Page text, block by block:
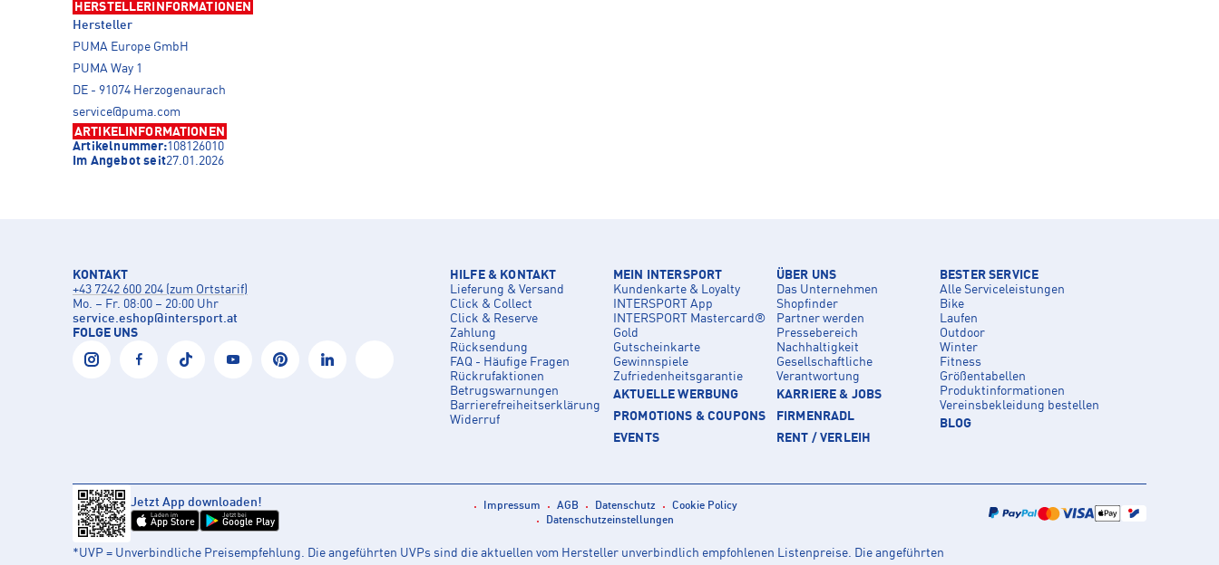
HERSTELLERINFORMATIONEN
Hersteller
PUMA Europe GmbH
PUMA Way 1
DE - 91074 Herzogenaurach
service@puma.com
ARTIKELINFORMATIONEN
Artikelnummer:108126010
Im Angebot seit27.01.2026
KONTAKT
+43 7242 600 204 (zum Ortstarif)
Mo. – Fr. 08:00 – 20:00 Uhr
service.eshop@intersport.at
FOLGE UNS
HILFE & KONTAKT
Lieferung & Versand
Click & Collect
Click & Reserve
Zahlung
Rücksendung
FAQ - Häufige Fragen
Rückrufaktionen
Betrugswarnungen
Barrierefreiheitserklärung
Widerruf
MEIN INTERSPORT
Kundenkarte & Loyalty
INTERSPORT App
INTERSPORT Mastercard®
Gold
Gutscheinkarte
Gewinnspiele
Zufriedenheitsgarantie
AKTUELLE WERBUNG
PROMOTIONS & COUPONS
EVENTS
ÜBER UNS
Das Unternehmen
Shopfinder
Partner werden
Pressebereich
Nachhaltigkeit
Gesellschaftliche
Verantwortung
KARRIERE & JOBS
FIRMENRADL
RENT / VERLEIH
BESTER SERVICE
Alle Serviceleistungen
Bike
Laufen
Outdoor
Winter
Fitness
Größentabellen
Produktinformationen
Vereinsbekleidung bestellen
BLOG
Jetzt App downloaden!
Laden im
App Store
Jetzt bei
Google Play
Impressum AGB Datenschutz
Cookie Policy
Datenschutzeinstellungen
*UVP = Unverbindliche Preisempfehlung. Die angeführten UVPs sind die aktuellen vom Hersteller unverbindlich empfohlenen Listenpreise. Die angeführten